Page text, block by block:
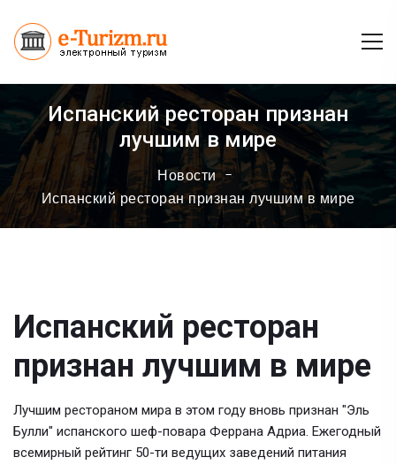
Испанский ресторан признан
лучшим в мире
Новости
Испанский ресторан признан лучшим в мире
Испанский ресторан
признан лучшим в мире
Лучшим рестораном мира в этом году вновь признан "Эль
Булли" испанского шеф-повара Феррана Адриа. Ежегодный
всемирный рейтинг 50-ти ведущих заведений питания